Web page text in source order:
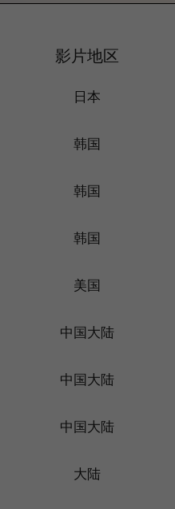
影片地区
日本
韩国
韩国
韩国
美国
中国大陆
中国大陆
中国大陆
大陆